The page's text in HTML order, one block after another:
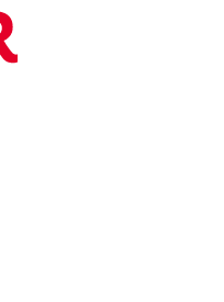
OFERTE DE NERATAT